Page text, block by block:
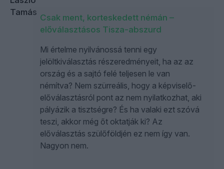
Csak ment, korteskedett némán –
előválasztásos Tisza-abszurd
Mi értelme nyilvánossá tenni egy
jelöltkiválasztás részeredményeit, ha az az
ország és a sajtó felé teljesen le van
némítva? Nem szürreális, hogy a képviselő-
előválasztásról pont az nem nyilatkozhat, aki
pályázik a tisztségre? És ha valaki ezt szóvá
teszi, akkor még őt oktatják ki? Az
előválasztás szülőföldjén ez nem így van.
Nagyon nem.